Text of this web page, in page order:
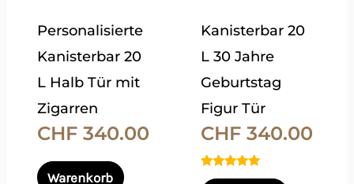
Personalisierte
Kanisterbar 20
L Halb Tür mit
Zigarren
CHF340.00
Warenkorb
können
auf
Produktseite
Kanisterbar 20
L 30 Jahre
Geburtstag
Figur Tür
CHF 340.00
Bewertet